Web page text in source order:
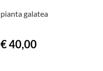
pianta galatea
€ 40,00